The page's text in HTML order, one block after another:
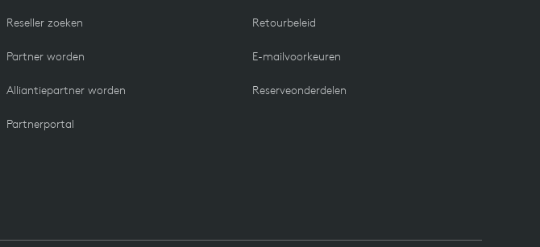
Reseller zoeken
Partner worden
Alliantiepartner worden
Partnerportal
Retourbeleid
E-mailvoorkeuren
Reserveonderdelen